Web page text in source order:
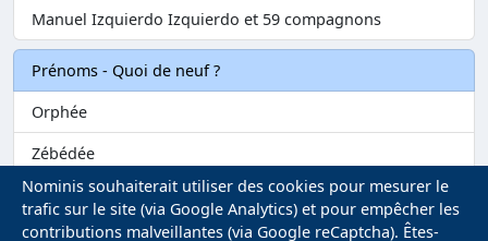
Manuel Izquierdo Izquierdo et 59 compagnons
Prénoms - Quoi de neuf ?
Orphée
Zébédée
Melvil
Matilin
Nominis souhaiterait utiliser des cookies pour mesurer le
trafic sur le site (via Google Analytics) et pour empêcher les
contributions malveillantes (via Google reCaptcha). Êtes-